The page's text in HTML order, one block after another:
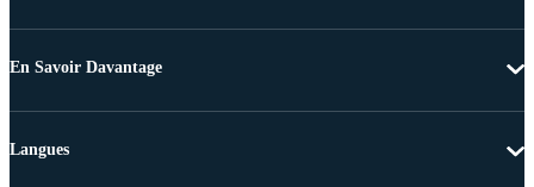
En Savoir Davantage
Langues